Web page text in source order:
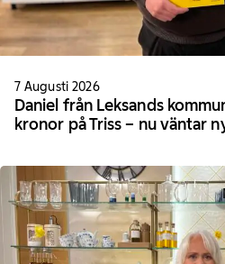
7 Augusti 2026
Daniel från Leksands
kronor på Triss – nu väntar